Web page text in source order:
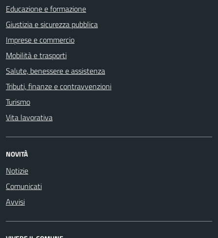
Educazione e formazione
Giustizia e sicurezza pubblica
Imprese e commercio
Mobilità e trasporti
Salute, benessere e assistenza
Tributi, finanze e contravvenzioni
Turismo
Vita lavorativa
NOVITÀ
Notizie
Comunicati
Avvisi